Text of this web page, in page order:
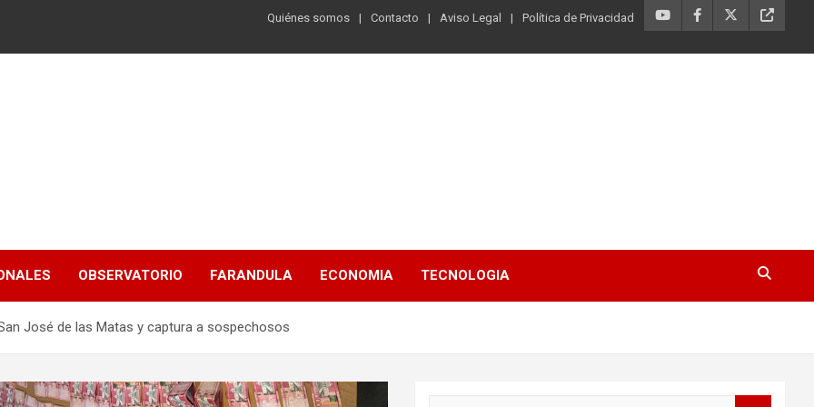
Quiénes somos Contacto Aviso Legal Política de Privacidad
OBSERVATORIO FARANDULA ECONOMIA TECNOLOGIA
José de las Matas y captura a sospechosos